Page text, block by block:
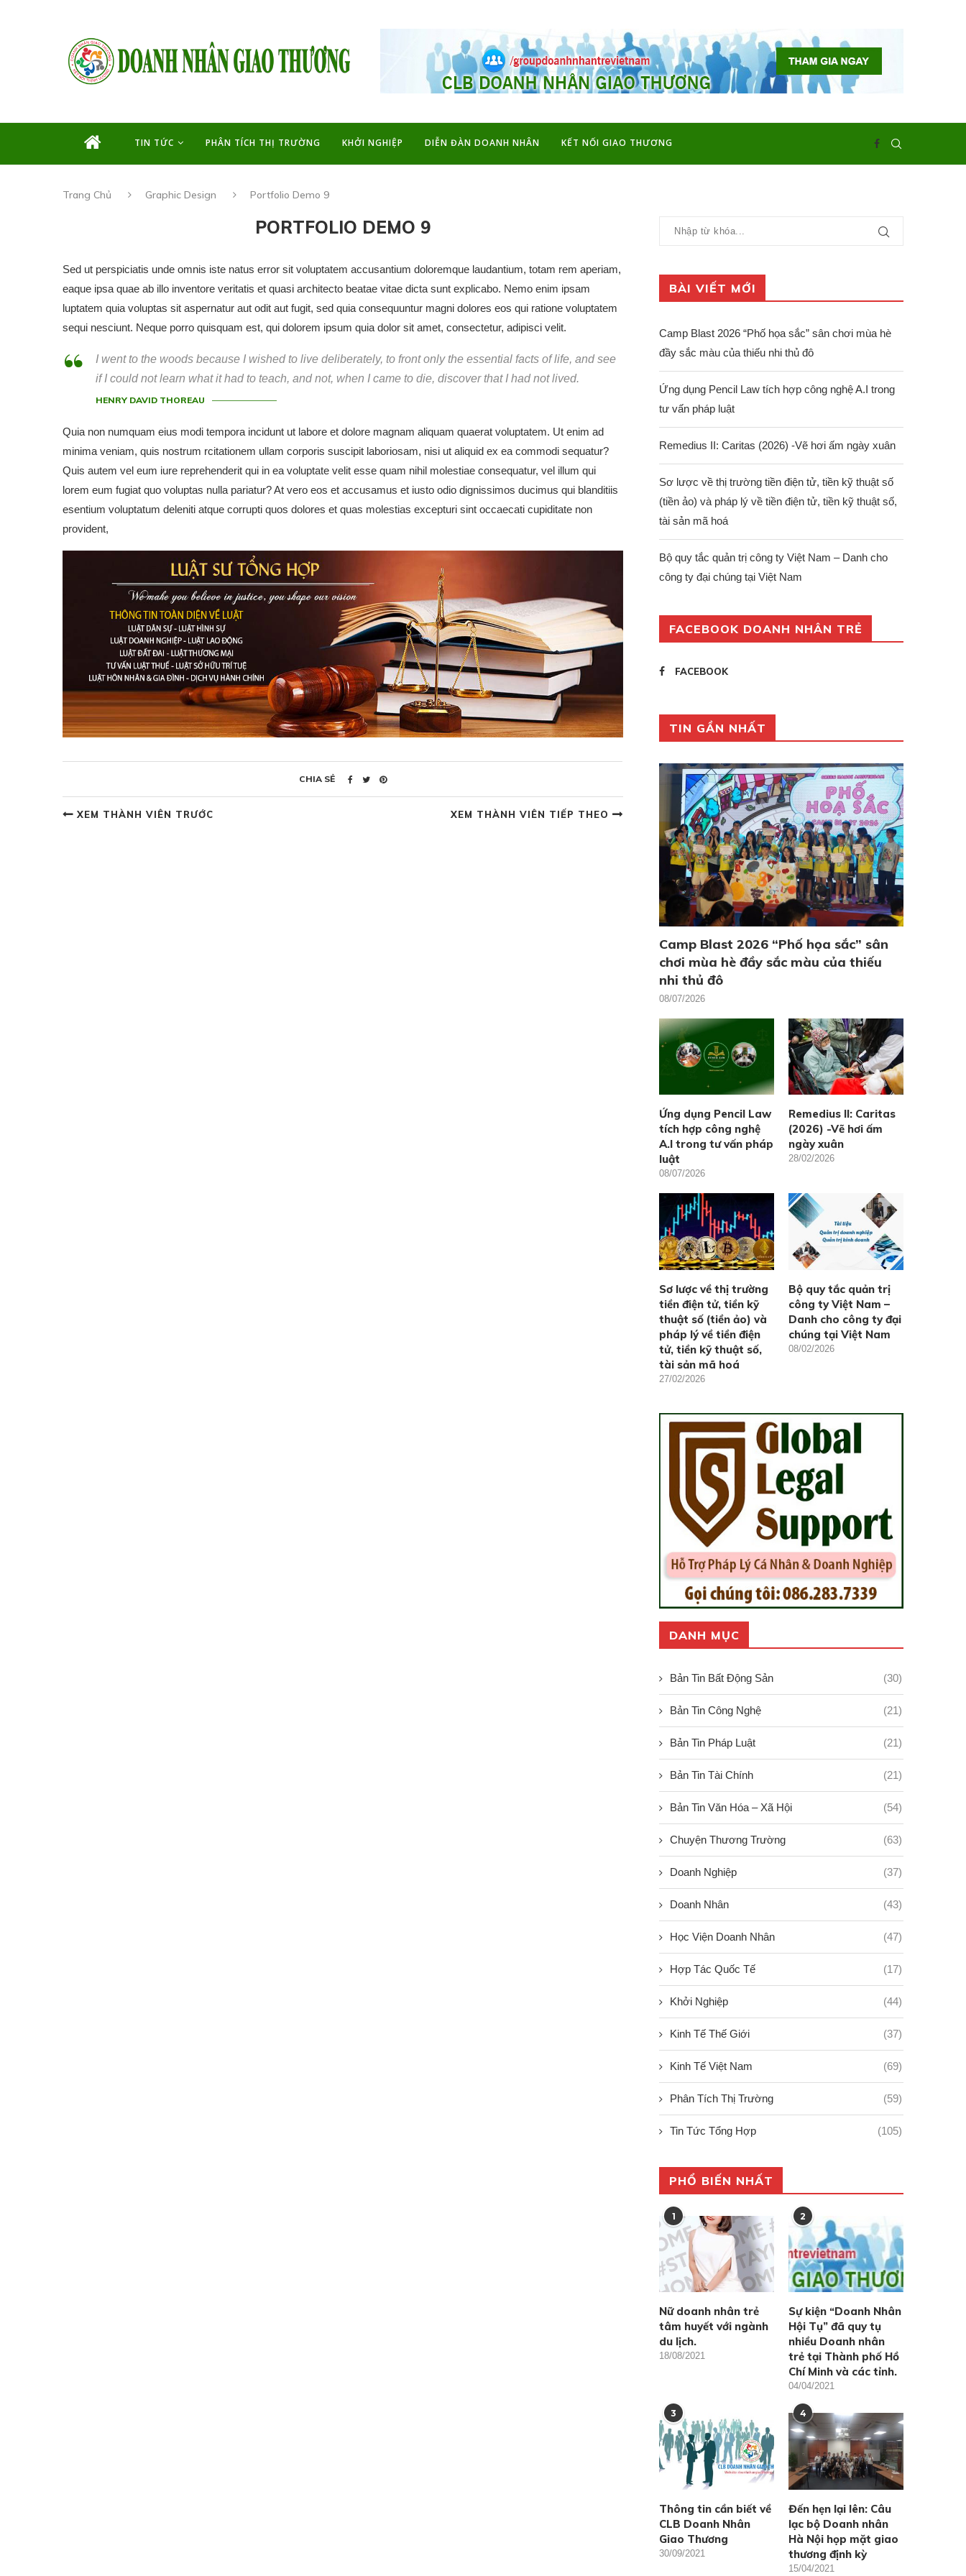
TIN TỨC PHÂN TÍCH THỊ TRƯỜNG KHỞI NGHIỆP DIỄN ĐÀN DOANH NHÂN KẾT NỐI GIAO THƯƠNG
Trang Chủ Graphic Design Portfolio Demo 9
PORTFOLIO DEMO 9
Sed ut perspiciatis unde omnis iste natus error sit voluptatem accusantium doloremque laudantium, totam rem aperiam,
eaque ipsa quae ab illo inventore veritatis et quasi architecto beatae vitae dicta sunt explicabo. Nemo enim ipsam
luptatem quia voluptas sit aspernatur aut odit aut fugit, sed quia consequuntur magni dolores eos qui ratione voluptatem
sequi nesciunt. Neque porro quisquam est, qui dolorem ipsum quia dolor sit amet, consectetur, adipisci velit.
I went to the woods because I wished to live deliberately, to front only the essential facts of life, and see
if I could not learn what it had to teach, and not, when I came to die, discover that I had not lived.
HENRY DAVID THOREAU
Quia non numquam eius modi tempora incidunt ut labore et dolore magnam aliquam quaerat voluptatem. Ut enim ad
minima veniam, quis nostrum rcitationem ullam corporis suscipit laboriosam, nisi ut aliquid ex ea commodi sequatur?
Quis autem vel eum iure reprehenderit qui in ea voluptate velit esse quam nihil molestiae consequatur, vel illum qui
lorem eum fugiat quo voluptas nulla pariatur? At vero eos et accusamus et iusto odio dignissimos ducimus qui blanditiis
esentium voluptatum deleniti atque corrupti quos dolores et quas molestias excepturi sint occaecati cupiditate non
provident,
CHIA SẺ
XEM THÀNH VIÊN TRƯỚC XEM THÀNH VIÊN TIẾP THEO
BÀI VIẾT MỚI
Camp Blast 2026 “Phố họa sắc” sân chơi mùa hè
đầy sắc màu của thiếu nhi thủ đô
Ứng dụng Pencil Law tích hợp công nghệ A.I trong
tư vấn pháp luật
Remedius II: Caritas (2026) -Vẽ hơi ấm ngày xuân
Sơ lược về thị trường tiền điện tử, tiền kỹ thuật số
(tiền ảo) và pháp lý về tiền điện tử, tiền kỹ thuật số,
tài sản mã hoá
Bộ quy tắc quản trị công ty Việt Nam – Danh cho
công ty đại chúng tại Việt Nam
FACEBOOK DOANH NHÂN TRẺ
FACEBOOK
TIN GẦN NHẤT
Camp Blast 2026 “Phố họa sắc” sân
chơi mùa hè đầy sắc màu của thiếu
nhi thủ đô
08/07/2026
Ứng dụng Pencil Law
tích hợp công nghệ
A.I trong tư vấn pháp
luật
08/07/2026
Remedius II: Caritas
(2026) -Vẽ hơi ấm
ngày xuân
28/02/2026
Sơ lược về thị trường
tiền điện tử, tiền kỹ
thuật số (tiền ảo) và
pháp lý về tiền điện
tử, tiền kỹ thuật số,
tài sản mã hoá
27/02/2026
Bộ quy tắc quản trị
công ty Việt Nam –
Danh cho công ty đại
chúng tại Việt Nam
08/02/2026
DANH MỤC
Bản Tin Bất Động Sản (30)
Bản Tin Công Nghệ (21)
Bản Tin Pháp Luật (21)
Bản Tin Tài Chính (21)
Bản Tin Văn Hóa – Xã Hội (54)
Chuyện Thương Trường (63)
Doanh Nghiệp (37)
Doanh Nhân (43)
Học Viện Doanh Nhân (47)
Hợp Tác Quốc Tế (17)
Khởi Nghiệp (44)
Kinh Tế Thế Giới (37)
Kinh Tế Việt Nam (69)
Phân Tích Thị Trường (59)
Tin Tức Tổng Hợp (105)
PHỔ BIẾN NHẤT
1
Nữ doanh nhân trẻ
tâm huyết với ngành
du lịch.
18/08/2021
2
Sự kiện “Doanh Nhân
Hội Tụ” đã quy tụ
nhiều Doanh nhân
trẻ tại Thành phố Hồ
Chí Minh và các tỉnh.
04/04/2021
3
Thông tin cần biết về
CLB Doanh Nhân
Giao Thương
30/09/2021
4
Đến hẹn lại lên: Câu
lạc bộ Doanh nhân
Hà Nội họp mặt giao
thương định kỳ
15/04/2021